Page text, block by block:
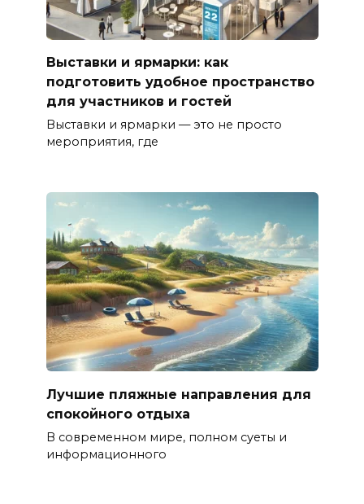
Выставки и ярмарки: как
подготовить удобное пространство
для участников и гостей
Выставки и ярмарки — это не просто
мероприятия, где
Лучшие пляжные направления для
спокойного отдыха
В современном мире, полном суеты и
информационного